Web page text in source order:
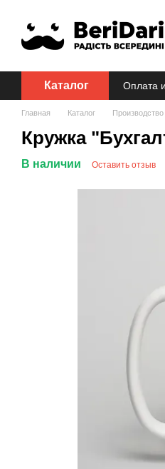
Каталог Оплата
Главная Каталог
Кружка
В наличии Оставить отзыв